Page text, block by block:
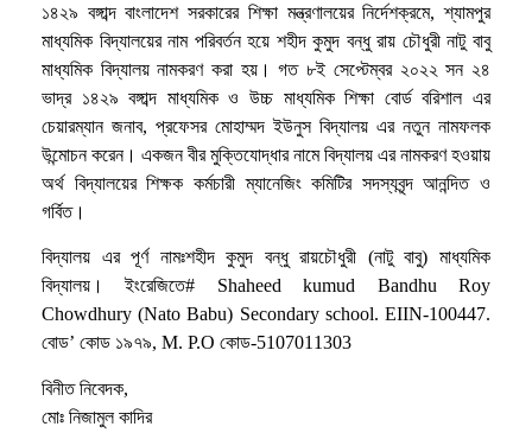
১৪২৯ বঙ্গাব্দ বাংলাদেশ সরকারের শিক্ষা মন্ত্রণালয়ের নির্দেশক্রমে, শ্যামপুর
মাধ্যমিক বিদ্যালয়ের নাম পরিবর্তন হয়ে শহীদ কুমুদ বন্ধু রায় চৌধুরী নাটু বাবু
মাধ্যমিক বিদ্যালয় নামকরণ করা হয়। গত ৮ই সেপ্টেম্বর ২০২২ সন ২৪
ভাদ্র ১৪২৯ বঙ্গাব্দ মাধ্যমিক ও উচ্চ মাধ্যমিক শিক্ষা বোর্ড বরিশাল এর
চেয়ারম্যান জনাব, প্রফেসর মোহাম্মদ ইউনুস বিদ্যালয় এর নতুন নামফলক
উন্মোচন করেন। একজন বীর মুক্তিযোদ্ধার নামে বিদ্যালয় এর নামকরণ হওয়ায়
অর্থ বিদ্যালয়ের শিক্ষক কর্মচারী ম্যানেজিং কমিটির সদস্যবৃন্দ আনন্দিত ও
গর্বিত।
বিদ্যালয় এর পূর্ণ নামঃশহীদ কুমুদ বন্ধু রায়চৌধুরী (নাটু বাবু) মাধ্যমিক
বিদ্যালয়। ইংরেজিতে# Shaheed kumud Bandhu Roy
Chowdhury (Nato Babu) Secondary school. EIIN-100447.
বোড’ কোড ১৯৭৯, M. P.O কোড-5107011303
বিনীত নিবেদক,
মোঃ নিজামুল কাদির